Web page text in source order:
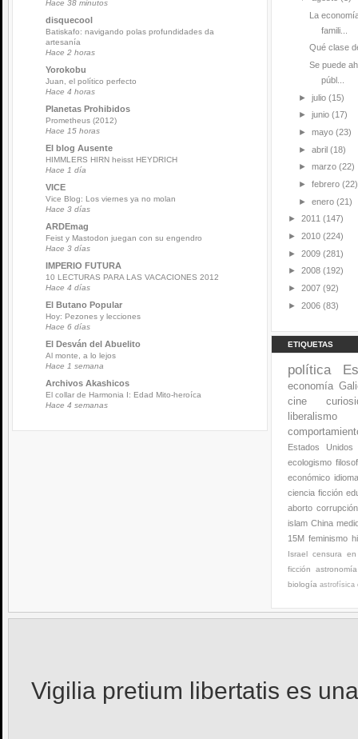
Hace 38 minutos
disquecool
Batiskafo: navigando polas profundidades da
artesanía
Hace 2 horas
Yorokobu
Juan, el político perfecto
Hace 4 horas
Planetas Prohibidos
Prometheus (2012)
Hace 15 horas
El blog Ausente
HIMMLERS HIRN heisst HEYDRICH
Hace 1 día
VICE
Vice Blog: Los viernes ya no molan
Hace 3 días
ARDEmag
Feist y Mastodon juegan con su engendro
Hace 3 días
IMPERIO FUTURA
10 LECTURAS PARA LAS VACACIONES 2012
Hace 4 días
El Butano Popular
Hoy: Pezones y lecciones
Hace 6 días
El Desván del Abuelito
Al monte, a lo lejos
Hace 1 semana
Archivos Akashicos
El collar de Harmonia I: Edad Mito-heroíca
Hace 4 semanas
La
famili...
Qué clase
Se puede
públ...
► julio (15)
► junio (17)
► mayo (23)
► abril (18)
► marzo (22)
► febrero (22)
► enero (21)
► 2011 (147)
► 2010 (224)
► 2009 (281)
► 2008 (192)
► 2007 (92)
► 2006 (83)
ETIQUETAS
política
economía
cine
liberalismo
Estados Unidos
ecologismo
económico idioma
ciencia ficción
aborto corrupción
islam China
15M feminismo
Israel
censura
ficción
astronomía
biología astrofísica
Vigilia pretium libertatis es